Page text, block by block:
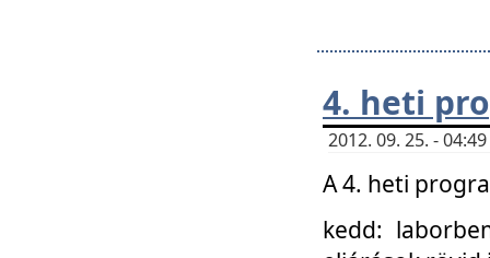
4. heti
2012. 09. 25. -
A 4. heti
kedd: